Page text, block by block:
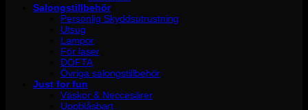
Salongstillbehör
Personlig Skyddsutrustning
Utsug
Lampor
För laser
DOFTA
Övriga salongstillbehör
Just for fun
Väskor & Neccesärer
Uppblåsbart